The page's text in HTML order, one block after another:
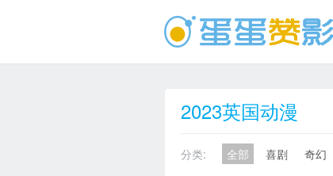
2023英国动漫
分类: 全部 喜剧 奇幻